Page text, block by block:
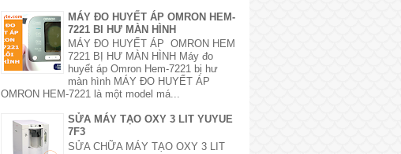
MÁY ĐO HUYẾT ÁP OMRON HEM-
7221 BI HƯ MÀN HÌNH
MÁY ĐO HUYẾT ÁP OMRON HEM
7221 BỊ HƯ MÀN HÌNH Máy đo
huyết áp Omron Hem-7221 bị hư
màn hình MÁY ĐO HUYẾT ÁP
OMRON HEM-7221 là một model má...
SỬA MÁY TẠO OXY 3 LIT YUYUE
7F3
SỬA CHỮA MÁY TẠO OXY 3 LIT